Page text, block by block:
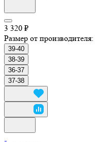
3 320 ₽
Размер от производителя:
39-40
38-39
36-37
37-38